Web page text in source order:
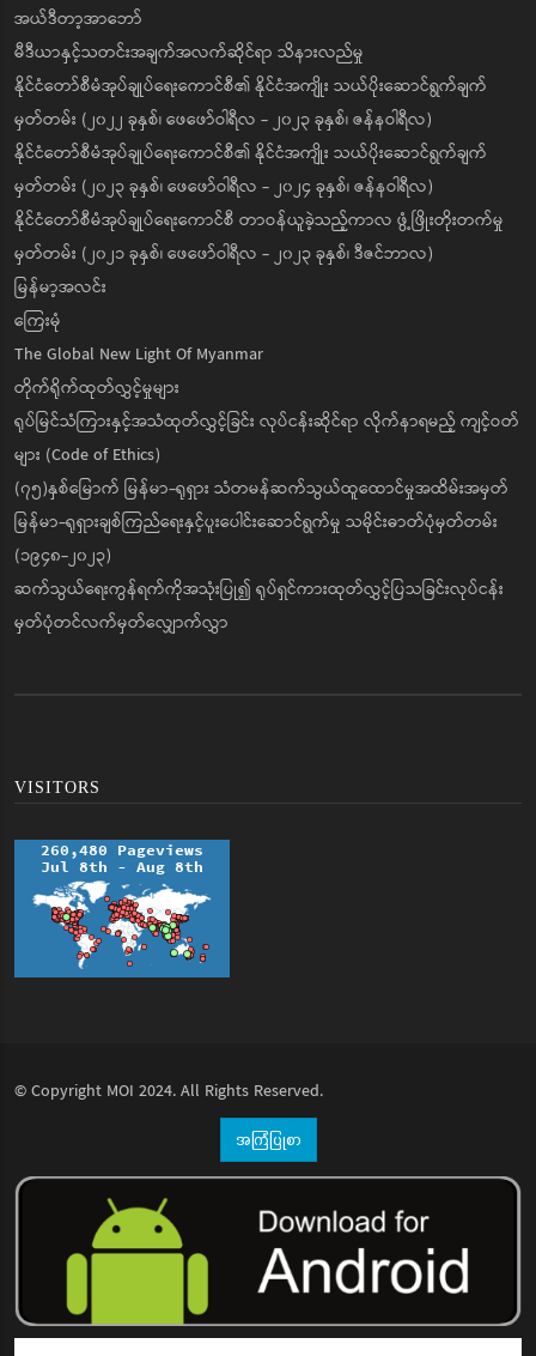
အယ်ဒီတာ့အာဘော်
မီဒီယာနှင့်သတင်းအချက်အလက်ဆိုင်ရာ သိနားလည်မှု
နိုင်ငံတော်စီမံအုပ်ချုပ်ရေးကောင်စီ၏ နိုင်ငံအကျိုး သယ်ပိုးဆောင်ရွက်ချက်
မှတ်တမ်း (၂၀၂၂ ခုနှစ်၊ ဖေဖော်ဝါရီလ - ၂၀၂၃ ခုနှစ်၊ ဇန်နဝါရီလ)
နိုင်ငံတော်စီမံအုပ်ချုပ်ရေးကောင်စီ၏ နိုင်ငံအကျိုး သယ်ပိုးဆောင်ရွက်ချက်
မှတ်တမ်း (၂၀၂၃ ခုနှစ်၊ ဖေဖော်ဝါရီလ - ၂၀၂၄ ခုနှစ်၊ ဇန်နဝါရီလ)
နိုင်ငံတော်စီမံအုပ်ချုပ်ရေးကောင်စီ တာဝန်ယူခဲ့သည့်ကာလ ဖွံ့ဖြိုးတိုးတက်မှု
မှတ်တမ်း (၂၀၂၁ ခုနှစ်၊ ဖေဖော်ဝါရီလ - ၂၀၂၃ ခုနှစ်၊ ဒီဇင်ဘာလ)
မြန်မာ့အလင်း
ကြေးမုံ
The Global New Light Of Myanmar
တိုက်ရိုက်ထုတ်လွှင့်မှုများ
ရုပ်မြင်သံကြားနှင့်အသံထုတ်လွှင့်ခြင်း လုပ်ငန်းဆိုင်ရာ လိုက်နာရမည့် ကျင့်ဝတ်
များ (Code of Ethics)
(၇၅)နှစ်မြောက် မြန်မာ-ရုရှား သံတမန်ဆက်သွယ်ထူထောင်မှုအထိမ်းအမှတ်
မြန်မာ-ရုရှားချစ်ကြည်ရေးနှင့်ပူးပေါင်းဆောင်ရွက်မှု သမိုင်းဓာတ်ပုံမှတ်တမ်း
(၁၉၄၈-၂၀၂၃)
ဆက်သွယ်ရေးကွန်ရက်ကိုအသုံးပြု၍ ရုပ်ရှင်ကားထုတ်လွှင့်ပြသခြင်းလုပ်ငန်း
မှတ်ပုံတင်လက်မှတ်လျှောက်လွှာ
VISITORS
© Copyright MOI 2024. All Rights Reserved.
အကြံပြုစာ